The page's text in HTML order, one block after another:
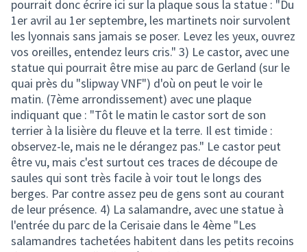
pourrait donc écrire ici sur la plaque sous la statue : "Du
1er avril au 1er septembre, les martinets noir survolent
les lyonnais sans jamais se poser. Levez les yeux, ouvrez
vos oreilles, entendez leurs cris." 3) Le castor, avec une
statue qui pourrait être mise au parc de Gerland (sur le
quai près du "slipway VNF") d'où on peut le voir le
matin. (7ème arrondissement) avec une plaque
indiquant que : "Tôt le matin le castor sort de son
terrier à la lisière du fleuve et la terre. Il est timide :
observez-le, mais ne le dérangez pas." Le castor peut
être vu, mais c'est surtout ces traces de découpe de
saules qui sont très facile à voir tout le longs des
berges. Par contre assez peu de gens sont au courant
de leur présence. 4) La salamandre, avec une statue à
l'entrée du parc de la Cerisaie dans le 4ème "Les
salamandres tachetées habitent dans les petits recoins